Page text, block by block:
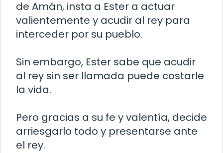
de Amán, insta a Ester a actuar
valientemente y acudir al rey para
interceder por su pueblo.
Sin embargo, Ester sabe que acudir
al rey sin ser llamada puede costarle
la vida.
Pero gracias a su fe y valentía, decide
arriesgarlo todo y presentarse ante
el rey.